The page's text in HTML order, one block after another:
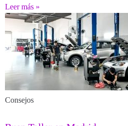
Leer más »
Consejos